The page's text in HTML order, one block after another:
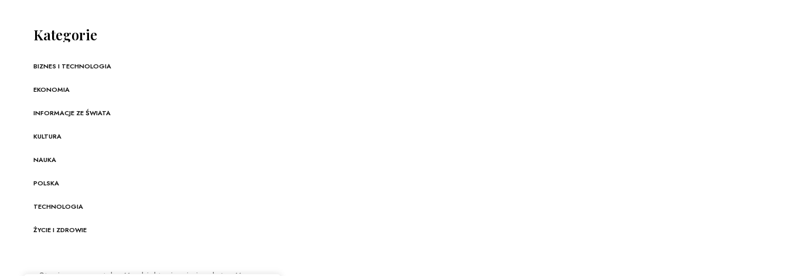
Kategorie
BIZNES I TECHNOLOGIA
EKONOMIA
INFORMACJE ZE ŚWIATA
KULTURA
NAUKA
POLSKA
TECHNOLOGIA
ŻYCIE I ZDROWIE